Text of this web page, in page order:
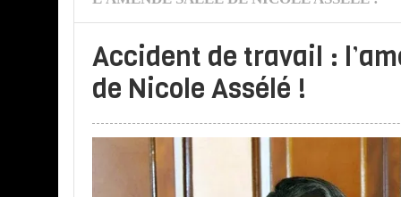
Accident de travail :
de Nicole Assélé !